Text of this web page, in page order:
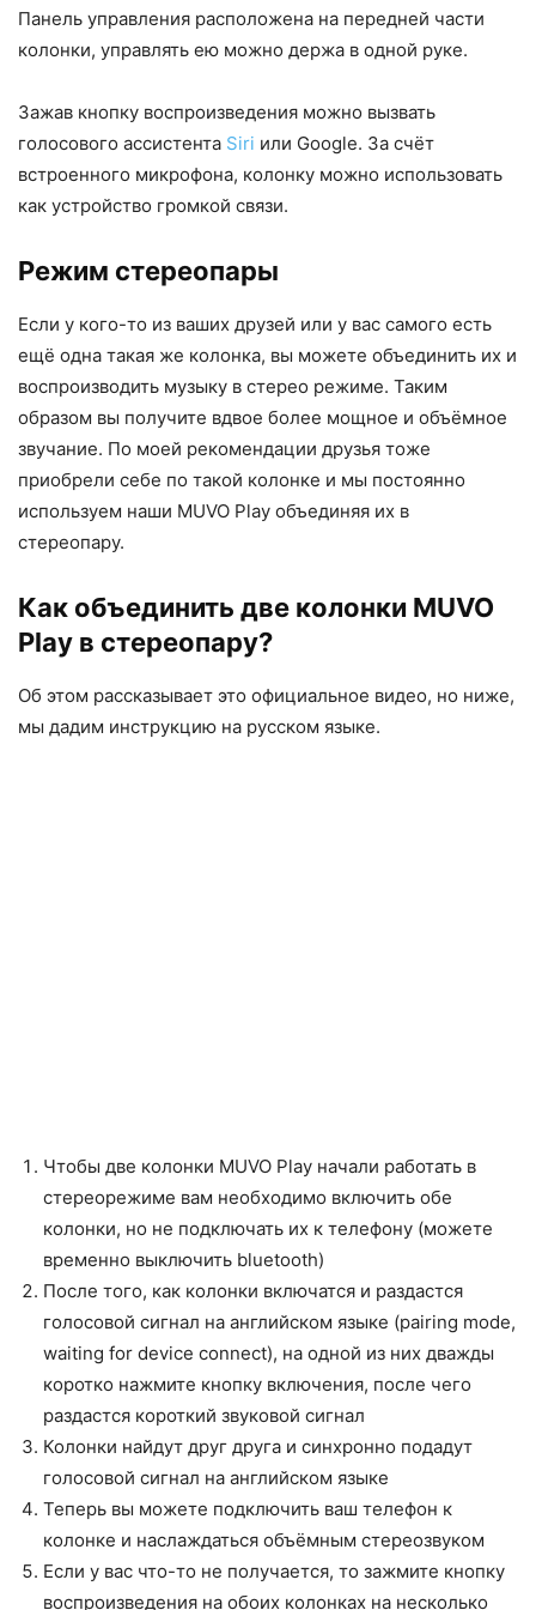
Панель управления расположена на передней части
колонки, управлять ею можно держа в одной руке.
Зажав кнопку воспроизведения можно вызвать
голосового ассистента Siri или Google. За счёт
встроенного микрофона, колонку можно использовать
как устройство громкой связи.
Режим стереопары
Если у кого-то из ваших друзей или у вас самого есть
ещё одна такая же колонка, вы можете объединить их и
воспроизводить музыку в стерео режиме. Таким
образом вы получите вдвое более мощное и объёмное
звучание. По моей рекомендации друзья тоже
приобрели себе по такой колонке и мы постоянно
используем наши MUVO Play объединяя их в
стереопару.
Как объединить две колонки MUVO
Play в стереопару?
Об этом рассказывает это официальное видео, но ниже,
мы дадим инструкцию на русском языке.
Чтобы две колонки MUVO Play начали работать в
стереорежиме вам необходимо включить обе
колонки, но не подключать их к телефону (можете
временно выключить bluetooth)
После того, как колонки включатся и раздастся
голосовой сигнал на английском языке (pairing mode,
waiting for device connect), на одной из них дважды
коротко нажмите кнопку включения, после чего
раздастся короткий звуковой сигнал
Колонки найдут друг друга и синхронно подадут
голосовой сигнал на английском языке
Теперь вы можете подключить ваш телефон к
колонке и наслаждаться объёмным стереозвуком
Если у вас что-то не получается, то зажмите кнопку
воспроизведения на обоих колонках на несколько